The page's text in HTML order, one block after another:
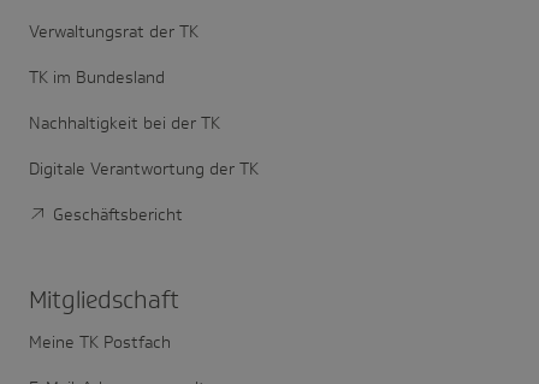
Verwaltungsrat der TK
TK im Bundesland
Nachhaltigkeit bei der TK
Digitale Verantwortung der TK
Geschäftsbericht
Mitglied­schaft
Meine TK Postfach